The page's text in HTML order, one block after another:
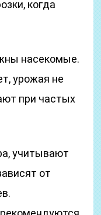
когда
насекомые.
урожая не
при частых
учитывают
от